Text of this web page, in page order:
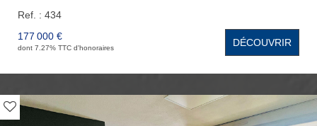
aménagée, d'une chambre, et d'une salle de bain avec WC.
Vous bénéficierez également d'une place de parking et d'une
cave au sous-sol.
Ref. : 434
177 000 €
dont 7.27% TTC d'honoraires DÉCOUVRIR